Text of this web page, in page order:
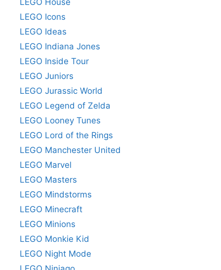
LEGO House
LEGO Icons
LEGO Ideas
LEGO Indiana Jones
LEGO Inside Tour
LEGO Juniors
LEGO Jurassic World
LEGO Legend of Zelda
LEGO Looney Tunes
LEGO Lord of the Rings
LEGO Manchester United
LEGO Marvel
LEGO Masters
LEGO Mindstorms
LEGO Minecraft
LEGO Minions
LEGO Monkie Kid
LEGO Night Mode